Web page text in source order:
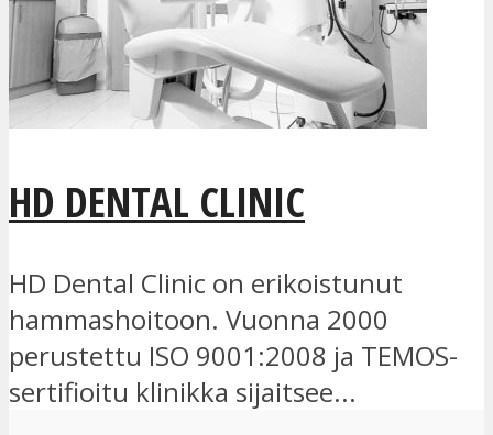
HD DENTAL CLINIC
HD Dental Clinic on erikoistunut
hammashoitoon. Vuonna 2000
perustettu ISO 9001:2008 ja TEMOS-
sertifioitu klinikka sijaitsee...